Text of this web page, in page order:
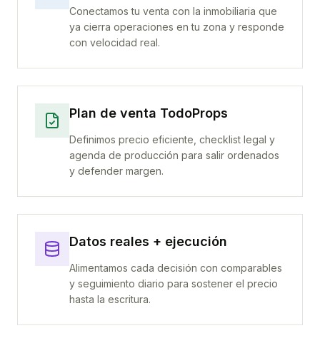
Conectamos tu venta con la inmobiliaria que
ya cierra operaciones en tu zona y responde
con velocidad real.
Plan de venta TodoProps
Definimos precio eficiente, checklist legal y
agenda de producción para salir ordenados
y defender margen.
Datos reales + ejecución
Alimentamos cada decisión con comparables
y seguimiento diario para sostener el precio
hasta la escritura.